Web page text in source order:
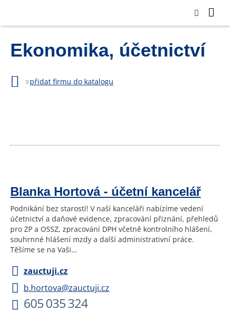
Ekonomika, účetnictví
přidat firmu do katalogu
Blanka Hortová - účetní kancelář
Podnikání bez starostí! V naší kanceláři nabízíme vedení
účetnictví a daňové evidence, zpracování přiznání, přehledů
pro ZP a OSSZ, zpracování DPH včetně kontrolního hlášení,
souhrnné hlášení mzdy a další administrativní práce.
Těšíme se na Vaši…
zauctuji.cz
b.hortova@zauctuji.cz
605 035 324